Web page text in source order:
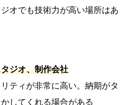
オでも技術力が高い場所はあ
ジオ、制作会社
ティが非常に高い。納期がタ
してくれる場合がある